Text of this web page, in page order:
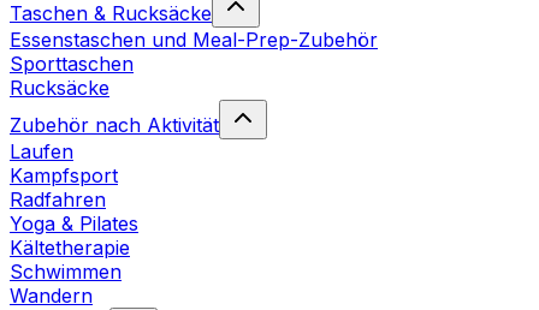
Taschen & Rucksäcke
Essenstaschen und Meal-Prep-Zubehör
Sporttaschen
Rucksäcke
Zubehör nach Aktivität
Laufen
Kampfsport
Radfahren
Yoga & Pilates
Kältetherapie
Schwimmen
Wandern